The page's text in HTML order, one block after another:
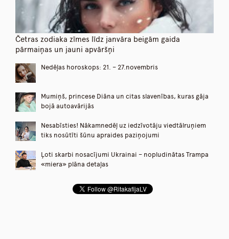
Četras zodiaka zīmes līdz janvāra beigām gaida
pārmaiņas un jauni apvāršņi
Nedēļas horoskops: 21. – 27.novembris
Mumiņš, princese Diāna un citas slavenības, kuras gāja
bojā autoavārijās
Nesabīsties! Nākamnedēļ uz iedzīvotāju viedtālruņiem
tiks nosūtīti šūnu apraides paziņojumi
Ļoti skarbi nosacījumi Ukrainai – nopludinātas Trampa
«miera» plāna detaļas